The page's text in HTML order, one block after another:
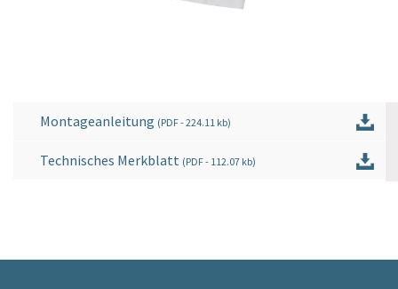
Montageanleitung (PDF- 224.11 kb)
Technisches Merkblatt (PDF- 112.07 kb)